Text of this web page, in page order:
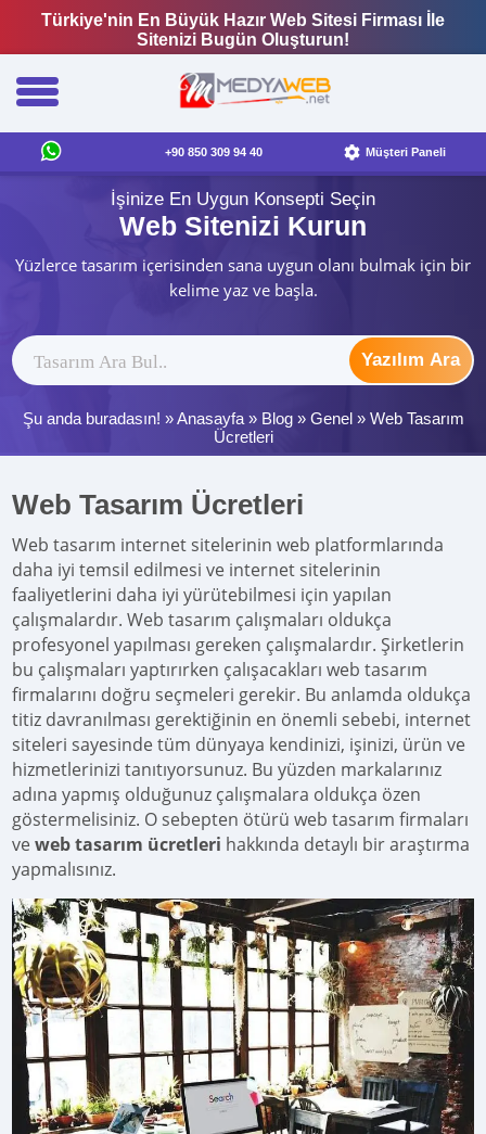
Türkiye'nin En Büyük Hazır Web Sitesi Firması İle
Sitenizi Bugün Oluşturun!
+90 850 309 94 40 Müşteri Paneli
İşinize En Uygun Konsepti Seçin
Web Sitenizi Kurun
Yüzlerce tasarım içerisinden sana uygun olanı bulmak için bir
kelime yaz ve başla.
Yazılım Ara
Şu anda buradasın! »Anasayfa» Blog» Genel» Web Tasarım
Ücretleri
Web Tasarım Ücretleri
Web tasarım internet sitelerinin web platformlarında
daha iyi temsil edilmesi ve internet sitelerinin
faaliyetlerini daha iyi yürütebilmesi için yapılan
çalışmalardır. Web tasarım çalışmaları oldukça
profesyonel yapılması gereken çalışmalardır. Şirketlerin
bu çalışmaları yaptırırken çalışacakları web tasarım
firmalarını doğru seçmeleri gerekir. Bu anlamda oldukça
titiz davranılması gerektiğinin en önemli sebebi, internet
siteleri sayesinde tüm dünyaya kendinizi, işinizi, ürün ve
hizmetlerinizi tanıtıyorsunuz. Bu yüzden markalarınız
adına yapmış olduğunuz çalışmalara oldukça özen
göstermelisiniz. O sebepten ötürü web tasarım firmaları
veweb tasarım ücretleri hakkında detaylı bir araştırma
yapmalısınız.